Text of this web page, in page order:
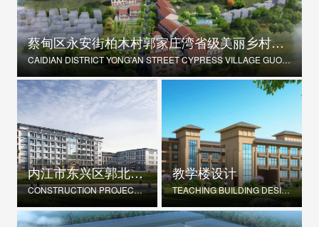
蔡甸区永安街柏木村郭家庄湾省级美丽乡村试点建设项目
CAIDIAN DISTRICT YONG'AN STREET CYPRESS VILLAGE GUOJIAZHUANG BAY PROVINCIAL BEAUTIFUL VILLAGE PILOT CONSTRUCTION PROJECT
内江市东兴区郭北养老服务中心建设项目
CONSTRUCTION PROJECT OF GUOBEI ELDERLY SERVICE CENTER IN DONGXING DISTRICT, NEIJIANG CITY
教学楼设计
TEACHING BUILDING DESIGN